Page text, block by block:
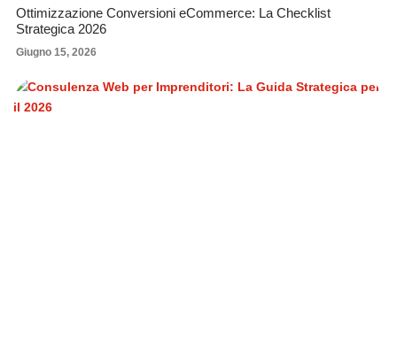
Ottimizzazione Conversioni eCommerce: La Checklist
Strategica 2026
Giugno 15, 2026